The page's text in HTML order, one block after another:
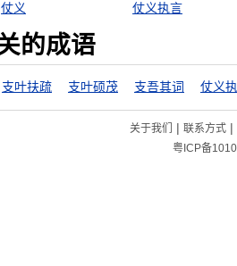
仗义 仗义执言
的成语
支叶扶疏 支叶硕茂 支吾其词 仗义
关于我们 | 联系方式|
粤ICP备